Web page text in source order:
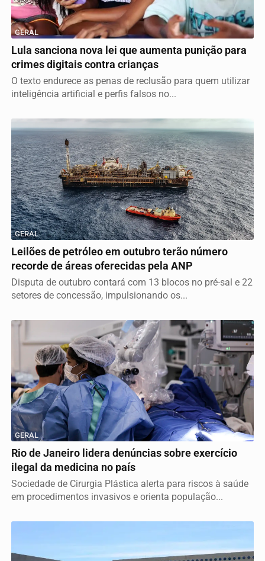
GERAL
Lula sanciona nova lei que aumenta punição para
crimes digitais contra crianças
O texto endurece as penas de reclusão para quem utilizar
inteligência artificial e perfis falsos no...
GERAL
Leilões de petróleo em outubro terão número
recorde de áreas oferecidas pela ANP
Disputa de outubro contará com 13 blocos no pré-sal e 22
setores de concessão, impulsionando os...
GERAL
Rio de Janeiro lidera denúncias sobre exercício
ilegal da medicina no país
Sociedade de Cirurgia Plástica alerta para riscos à saúde
em procedimentos invasivos e orienta população...